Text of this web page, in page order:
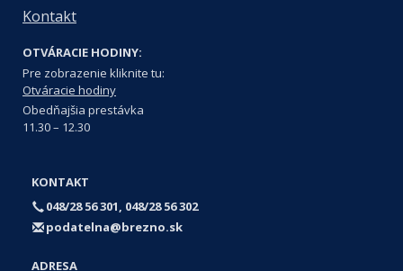
Kontakt
OTVÁRACIE HODINY:
Pre zobrazenie kliknite tu:
Otváracie hodiny
Obedňajšia prestávka
11.30 – 12.30
KONTAKT
048/28 56 301, 048/28 56 302
podatelna@brezno.sk
ADRESA